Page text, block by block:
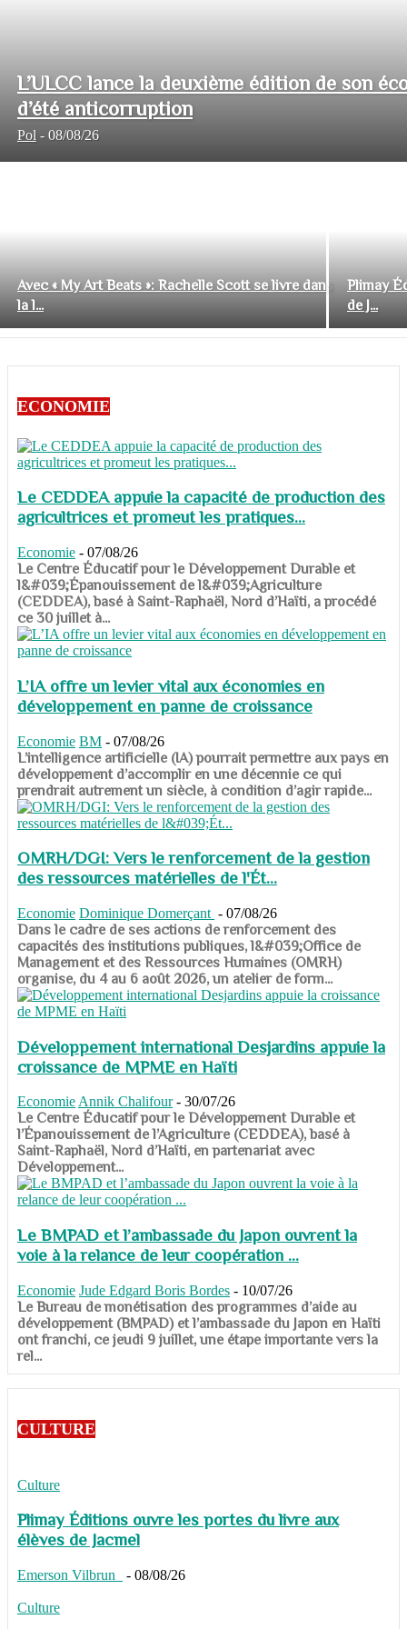
L’ULCC lance la deuxième édition de son
d’été anticorruption
Pol - 08/08/26
Avec « My Art Beats »: Rachelle Scott se livre dans
la l...
Plimay
de J...
ECONOMIE
Le CEDDEA appuie la capacité de production des
agricultrices et promeut les pratiques...
Economie - 07/08/26
​​​​​​​Le Centre Éducatif pour le Développement Durable et
l&#039;Épanouissement de l&#039;Agriculture
(CEDDEA), basé à Saint-Raphaël, Nord d’Haïti, a procédé
ce 30 juillet à...
L’IA offre un levier vital aux économies en
développement en panne de croissance
Economie BM - 07/08/26
​​​​​​​L’intelligence artificielle (IA) pourrait permettre aux pays en
développement d’accomplir en une décennie ce qui
prendrait autrement un siècle, à condition d’agir rapide...
OMRH/DGI: Vers le renforcement de la gestion
des ressources matérielles de l'Ét...
Economie Dominique Domerçant - 07/08/26
Dans le cadre de ses actions de renforcement des
capacités des institutions publiques, l&#039;Office de
Management et des Ressources Humaines (OMRH)
organise, du 4 au 6 août 2026, un atelier de form...
Développement international Desjardins appuie la
croissance de MPME en Haïti
Economie Annik Chalifour - 30/07/26
​​​​​​​Le Centre Éducatif pour le Développement Durable et
l’Épanouissement de l’Agriculture (CEDDEA), basé à
Saint-Raphaël, Nord d’Haïti, en partenariat avec
Développement...
Le BMPAD et l’ambassade du Japon ouvrent la
voie à la relance de leur coopération ...
Economie Jude Edgard Boris Bordes - 10/07/26
​​​​​​​Le Bureau de monétisation des programmes d’aide au
développement (BMPAD) et l’ambassade du Japon en Haïti
ont franchi, ce jeudi 9 juillet, une étape importante vers la
rel...
CULTURE
Culture
Plimay Éditions ouvre les portes du livre aux
élèves de Jacmel
Emerson Vilbrun - 08/08/26
Culture